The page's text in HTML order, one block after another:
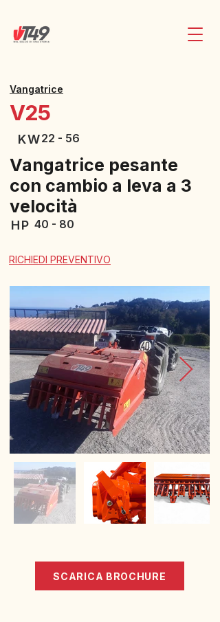
Vangatrice
V25
KW22 - 56
Vangatrice pesante
con cambio a leva a 3
velocità
HP 40 - 80
RICHIEDI PREVENTIVO
SCARICA BROCHURE